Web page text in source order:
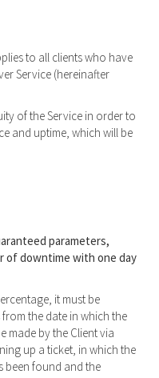
to all clients who have
Service (hereinafter
of the Service in order to
and uptime, which will be
parameters,
of downtime with one day
it must be
the date in which the
made by the Client via
up a ticket, in which the
been found and the